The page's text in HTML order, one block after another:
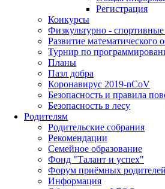
Регистрация
Конкурсы
Физкультурно -
Развитие математического
Турнир по
Планы
Пазл добра
Коронавирус 2019-nCoV
Безопасность и правила
Безопасность в лесу
Родителям
Родительские собрания
Рекомендации
Семейное образование
Фонд "Талант и успех"
Форум приёмных родителей
Информация